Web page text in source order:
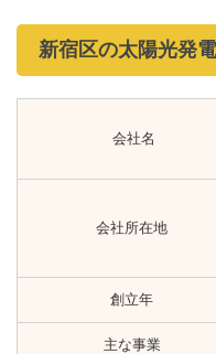
新宿区の太陽光発
会社名
会社所在地
創立年
主な事業